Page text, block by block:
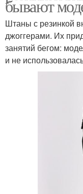
бывают
Штаны с резинкой
джоггерами. Их
занятий бегом:
и не